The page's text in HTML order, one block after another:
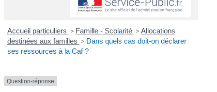
Accueil particuliers > Famille - Scolarité > Allocations
destinées aux familles > Dans quels cas doit-on déclarer
ses ressources à la Caf ?
Question-réponse